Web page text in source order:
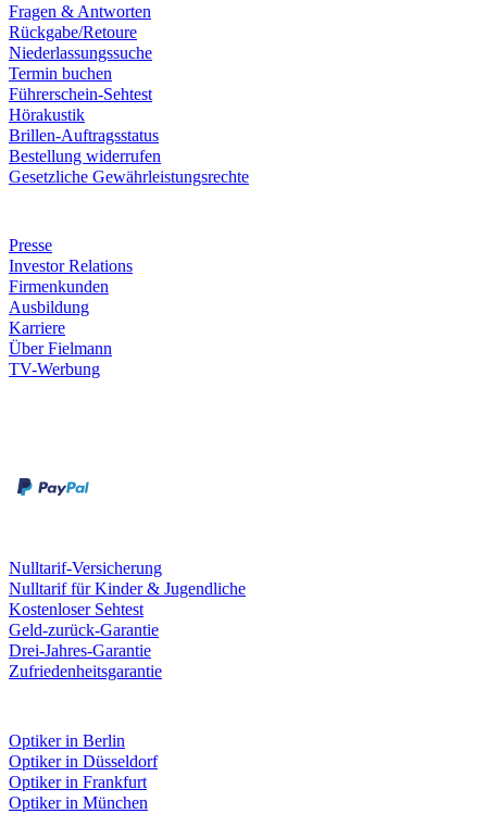
Fragen & Antworten
Rückgabe/Retoure
Niederlassungssuche
Termin buchen
Führerschein-Sehtest
Hörakustik
Brillen-Auftragsstatus
Bestellung widerrufen
Gesetzliche Gewährleistungsrechte
Presse
Investor Relations
Firmenkunden
Ausbildung
Karriere
Über Fielmann
TV-Werbung
Nulltarif-Versicherung
Nulltarif für Kinder & Jugendliche
Kostenloser Sehtest
Geld-zurück-Garantie
Drei-Jahres-Garantie
Zufriedenheitsgarantie
Optiker in Berlin
Optiker in Düsseldorf
Optiker in Frankfurt
Optiker in München